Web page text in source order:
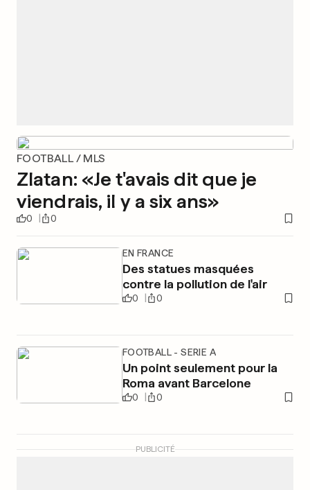
FOOTBALL / MLS
Zlatan: «Je t'avais dit que je
viendrais, il y a six ans»
0 0
EN FRANCE
Des statues masquées
contre la pollution de l'air
0 0
FOOTBALL - SERIE A
Un point seulement pour la
Roma avant Barcelone
0 0
PUBLICITÉ